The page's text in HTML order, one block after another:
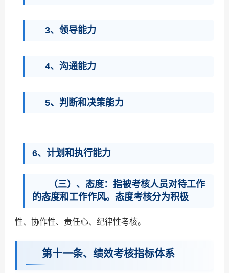
3、领导能力
4、沟通能力
5、判断和决策能力
6、计划和执行能力
（三）、态度：指被考核人员对待工作
的态度和工作作风。态度考核分为积极
性、协作性、责任心、纪律性考核。
第十一条、绩效考核指标体系